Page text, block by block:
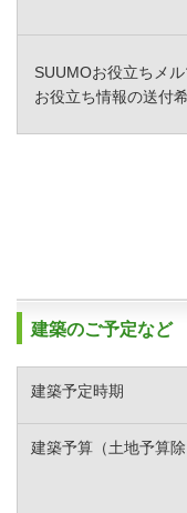
SUUMOお役立ちメ
お役立ち情報の送付
建築のご予定など
建築予定時期
建築予算（土地予算除